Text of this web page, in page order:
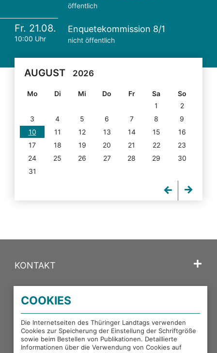
öffentlich
Fr. 21.08.
10:00 Uhr
Enquetekommission 8/1
nicht öffentlich
AUGUST 2026
Mo Di Mi Do Fr Sa
So
1
2
3
4 5 6 7 8
9
10
11 12 13 14 15
16
17
18 19 20 21 22
23
24
25 26 27 28 29
30
31
KONTAKT
PORTALE DES THÜRINGER LANDTAGS
EXTERNE LINKS
COOKIES
Die Internetseiten des Thüringer Landtags verwenden
Cookies zur Speicherung der Einstellung der Schriftgröße
sowie beim Bestellen von Publikationen. Detaillierte
Informationen über die Verwendung von Cookies auf